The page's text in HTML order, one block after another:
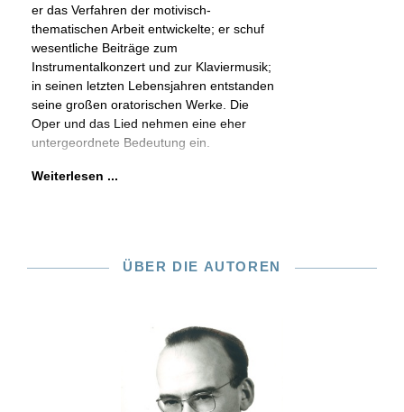
er das Verfahren der motivisch-
thematischen Arbeit entwickelte; er schuf
wesentliche Beiträge zum
Instrumentalkonzert und zur Klaviermusik;
in seinen letzten Lebensjahren entstanden
seine großen oratorischen Werke. Die
Oper und das Lied nehmen eine eher
untergeordnete Bedeutung ein.
Weiterlesen ...
ÜBER DIE AUTOREN